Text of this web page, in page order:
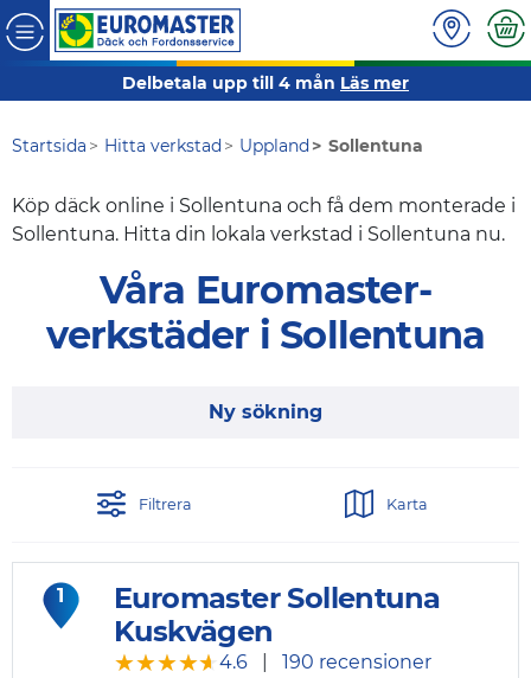
Delbetala upp till 4 mån Läs mer
Startsida Hitta verkstad Uppland Sollentuna
Köp däck online i Sollentuna och få dem monterade i
Sollentuna. Hitta din lokala verkstad i Sollentuna nu.
Våra Euromaster-
verkstäder i Sollentuna
Ny sökning
Karta
Filtrera
1
Euromaster Sollentuna
Kuskvägen
★★★★★
★★★★★4.6 |190 recensioner